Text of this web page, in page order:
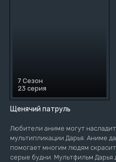
Щенячий патруль
7 Сезон
23 серия
Любители аниме могут
мультипликации Дарья. Аниме
помогает многим людям
серые будни. Мультфильм Дарья